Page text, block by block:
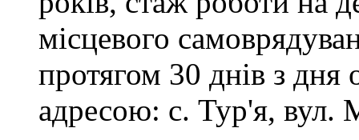
місцевого
протягом 30 днів з дня
адресою: с. Тур'я, вул.